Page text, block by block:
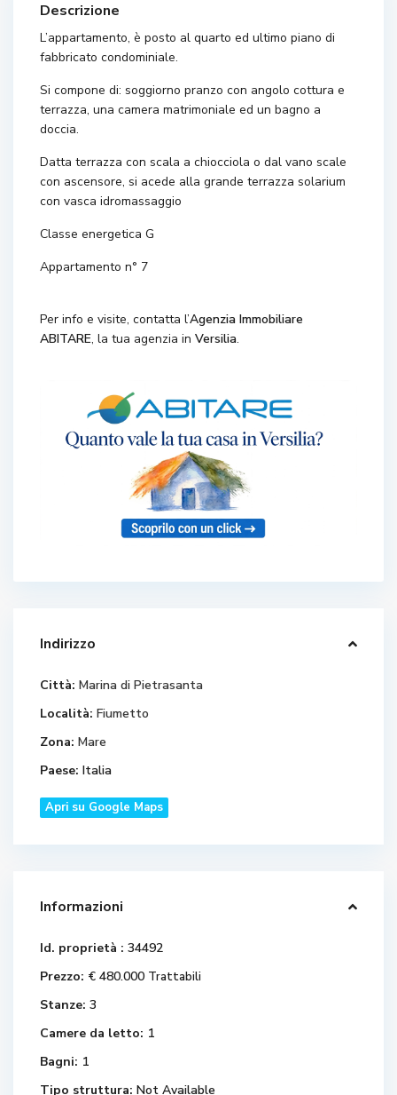
Descrizione
L’appartamento, è posto al quarto ed ultimo piano di
fabbricato condominiale.
Si compone di: soggiorno pranzo con angolo cottura e
terrazza, una camera matrimoniale ed un bagno a
doccia.
Datta terrazza con scala a chiocciola o dal vano scale
con ascensore, si acede alla grande terrazza solarium
con vasca idromassaggio
Classe energetica G
Appartamento n° 7
Per info e visite, contatta l’Agenzia Immobiliare
ABITARE, la tua agenzia inVersilia.
Indirizzo
Città: Marina di Pietrasanta
Località: Fiumetto
Zona: Mare
Paese: Italia
Apri su Google Maps
Informazioni
Id. proprietà : 34492
Prezzo: € 480.000 Trattabili
Stanze: 3
Camere da letto: 1
Bagni: 1
Tipo struttura: Not Available